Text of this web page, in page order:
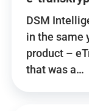
DSM
in the same
product –
that was a…